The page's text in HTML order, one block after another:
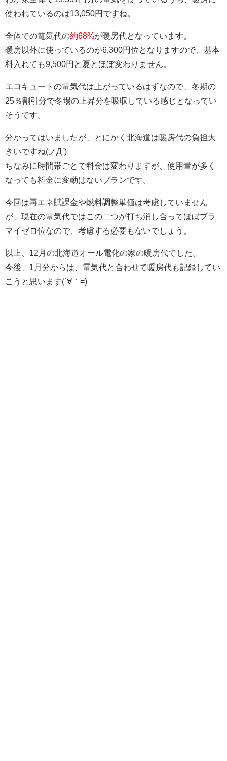
使われているのは13,050円ですね。
全体での電気代の約68%が暖房代となっています。
暖房以外に使っているのが6,300円位となりますので、基本
料入れても9,500円と夏とほぼ変わりません。
エコキュートの電気代は上がっているはずなので、冬期の
25％割引分で冬場の上昇分を吸収している感じとなってい
そうです。
分かってはいましたが、とにかく北海道は暖房代の負担大
きいですね(ノД`)
ちなみに時間帯ごとで料金は変わりますが、使用量が多く
なっても料金に変動はないプランです。
今回は再エネ賦課金や燃料調整単価は考慮していません
が、現在の電気代ではこの二つが打ち消し合ってほぼプラ
マイゼロ位なので、考慮する必要もないでしょう。
以上、12月の北海道オール電化の家の暖房代でした。
今後、1月分からは、電気代と合わせて暖房代も記録してい
こうと思います(´∀｀=)